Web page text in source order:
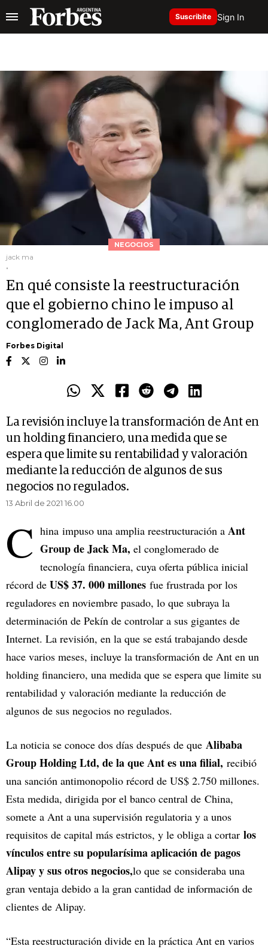
Suscribite Sign In
NEGOCIOS
jack ma
.
En qué consiste la reestructuración
que el gobierno chino le impuso al
conglomerado de Jack Ma, Ant Group
Forbes Digital
La revisión incluye la transformación de Ant en
un holding financiero, una medida que se
espera que limite su rentabilidad y valoración
mediante la reducción de algunos de sus
negocios no regulados.
13 Abril de 2021 16.00
C hina impuso una amplia reestructuración a Ant
Group de Jack Ma, el conglomerado de
tecnología financiera, cuya oferta pública inicial
récord de US$ 37. 000 millones fue frustrada por los
reguladores en noviembre pasado, lo que subraya la
determinación de Pekín de controlar a sus gigantes de
Internet. La revisión, en la que se está trabajando desde
hace varios meses, incluye la transformación de Ant en un
holding financiero, una medida que se espera que limite su
rentabilidad y valoración mediante la reducción de
algunos de sus negocios no regulados.
La noticia se conoce dos días después de que Alibaba
Group Holding Ltd, de la que Ant es una filial, recibió
una sanción antimonopolio récord de US$ 2.750 millones.
Esta medida, dirigida por el banco central de China,
somete a Ant a una supervisión regulatoria y a unos
requisitos de capital más estrictos, y le obliga a cortar los
vínculos entre su popularísima aplicación de pagos
Alipay y sus otros negocios,lo que se consideraba una
gran ventaja debido a la gran cantidad de información de
clientes de Alipay.
“Esta reestructuración divide en la práctica Ant en varios